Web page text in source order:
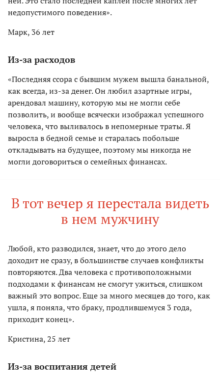
недопустимого поведения».
Марк, 36 лет
Из-за расходов
«Последняя ссора с бывшим мужем вышла банальной,
как всегда, из-за денег. Он любил азартные игры,
арендовал машину, которую мы не могли себе
позволить, и вообще всячески изображал успешного
человека, что выливалось в непомерные траты. Я
выросла в бедной семье и старалась побольше
откладывать на будущее, поэтому мы никогда не
могли договориться о семейных финансах.
В тот вечер я перестала видеть
в нем мужчину
Любой, кто разводился, знает, что до этого дело
доходит не сразу, в большинстве случаев конфликты
повторяются. Два человека с противоположными
подходами к финансам не смогут ужиться, слишком
важный это вопрос. Еще за много месяцев до того, как
ушла, я поняла, что браку, продлившемуся 3 года,
приходит конец».
Кристина, 25 лет
Из-за воспитания детей